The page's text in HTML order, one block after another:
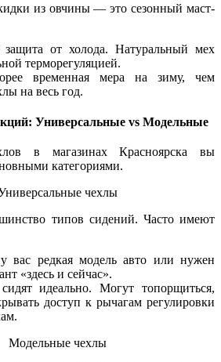
из овчины — это сезонный маст-
от холода. Натуральный мех
терморегуляцией.
временная мера на зиму, чем
на весь год.
Универсальные vs Модельные
в магазинах Красноярска вы
категориями.
чехлы
типов сидений. Часто имеют
вас редкая модель авто или нужен
«здесь и сейчас».
идеально. Могут топорщиться,
доступ к рычагам регулировки
Модельные чехлы